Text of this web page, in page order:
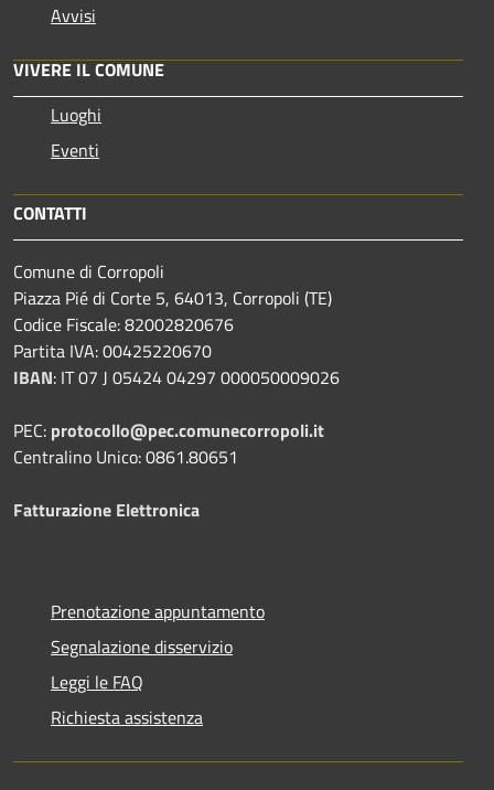
Avvisi
VIVERE IL COMUNE
Luoghi
Eventi
CONTATTI
Comune di Corropoli
Piazza Pié di Corte 5, 64013, Corropoli (TE)
Codice Fiscale: 82002820676
Partita IVA: 00425220670
IBAN: IT 07 J 05424 04297 000050009026
PEC: protocollo@pec.comunecorropoli.it
Centralino Unico: 0861.80651
Fatturazione Elettronica
Prenotazione appuntamento
Segnalazione disservizio
Leggi le FAQ
Richiesta assistenza